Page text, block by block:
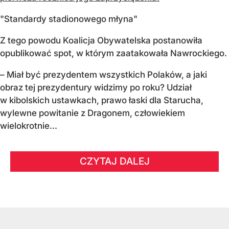
"Standardy stadionowego młyna"
Z tego powodu Koalicja Obywatelska postanowiła
opublikować spot, w którym zaatakowała Nawrockiego.
– Miał być prezydentem wszystkich Polaków, a jaki
obraz tej prezydentury widzimy po roku? Udział
w kibolskich ustawkach, prawo łaski dla Starucha,
wylewne powitanie z Dragonem, człowiekiem
wielokrotnie...
CZYTAJ DALEJ